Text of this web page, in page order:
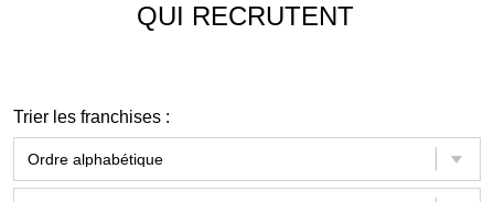
QUI RECRUTENT
Trier les franchises :